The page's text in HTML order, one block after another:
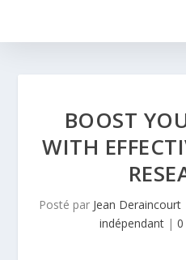
BOOST
WITH
Posté par Jean Deraincourt
indépendant | 0